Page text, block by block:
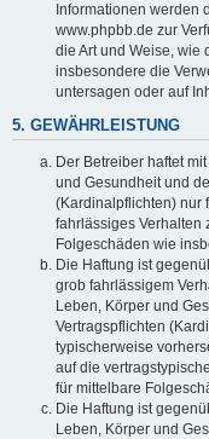
Informationen werden
www.phpbb.de zur
die Art und Weise, wie
insbesondere die
untersagen oder auf
5. GEWÄHRLEISTUNG
Der Betreiber haftet
und Gesundheit und
(Kardinalpflichten) nur
fahrlässiges Verhalten
Folgeschäden wie
Die Haftung ist
grob fahrlässigem
Leben, Körper und
Vertragspflichten
typischerweise
auf die
für mittelbare
Die Haftung ist
Leben, Körper und